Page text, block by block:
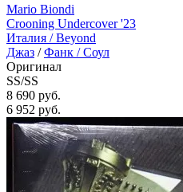
Mario Biondi
Crooning Undercover '23
Италия /Beyond
Джаз /Фанк / Соул
Оригинал
SS/SS
8 690 руб.
6 952 руб.